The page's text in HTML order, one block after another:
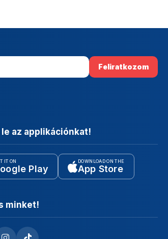
az applikációnkat!
IT ON
Play
DOWNLOAD ON THE
App Store
minket!